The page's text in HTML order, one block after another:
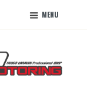
MENU